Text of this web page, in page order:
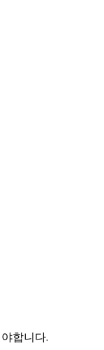
합니다.